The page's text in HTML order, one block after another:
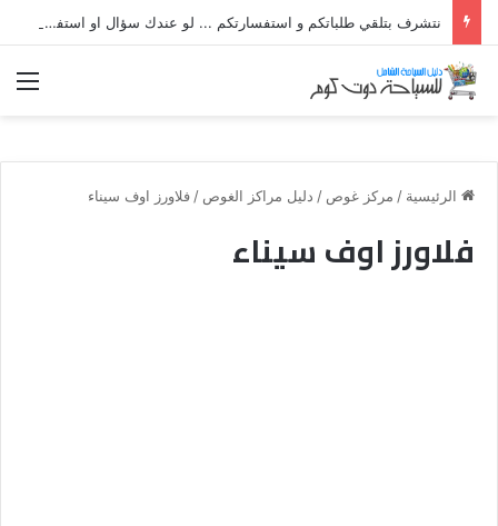
نتشرف بتلقي طلباتكم و استفسارتكم ... لو عندك سؤال او استفسار ماتدرددش فى طلب المساعدة
الرئيسية / مركز غوص / دليل مراكز الغوص / فلاورز اوف سيناء
فلاورز اوف سيناء